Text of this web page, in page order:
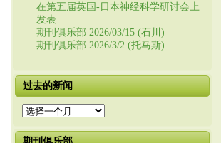
在第五届英国-日本神经科学研讨会上
发表
期刊俱乐部 2026/03/15 (石川)
期刊俱乐部 2026/3/2 (托马斯)
过去的新闻
过
的